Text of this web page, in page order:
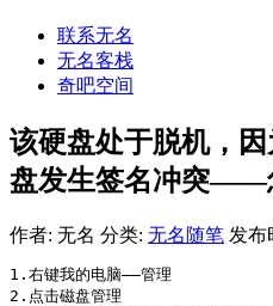
联系无名
无名客栈
奇吧空间
该硬盘处于脱机，
盘发生签名冲突——
作者: 无名 分类: 无名随笔 发布
1.右键我的电脑——管理
2.点击磁盘管理